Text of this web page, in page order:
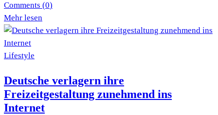
Comments (0)
Mehr lesen
Lifestyle
Deutsche verlagern ihre
Freizeitgestaltung zunehmend ins
Internet